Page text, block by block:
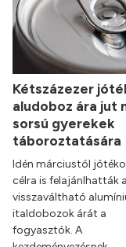
Kétszázezer
aludoboz ára jut
sorsú gyerekek
táboroztatására
Idén márciustól
célra is felajánlhatták a
visszaváltható
italdobozok árát a
fogyasztók. A